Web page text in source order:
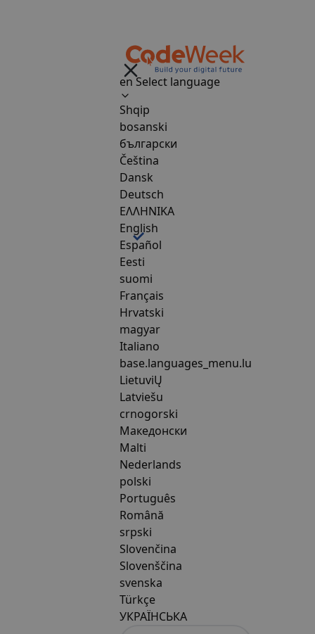
en Select language
Shqip
bosanski
български
Čeština
Dansk
Deutsch
ΕΛΛΗΝΙΚΑ
English
Español
Eesti
suomi
Français
Hrvatski
magyar
Italiano
base.languages_menu.lu
LietuviŲ
Latviešu
crnogorski
Македонски
Malti
Nederlands
polski
Português
Română
srpski
Slovenčina
Slovenščina
svenska
Türkçe
УКРАЇНСЬКА